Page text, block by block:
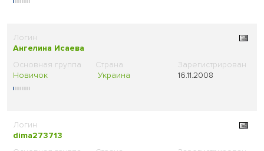
Ангелина Исаева
Новичок Украина 16.11.2008
dima273713